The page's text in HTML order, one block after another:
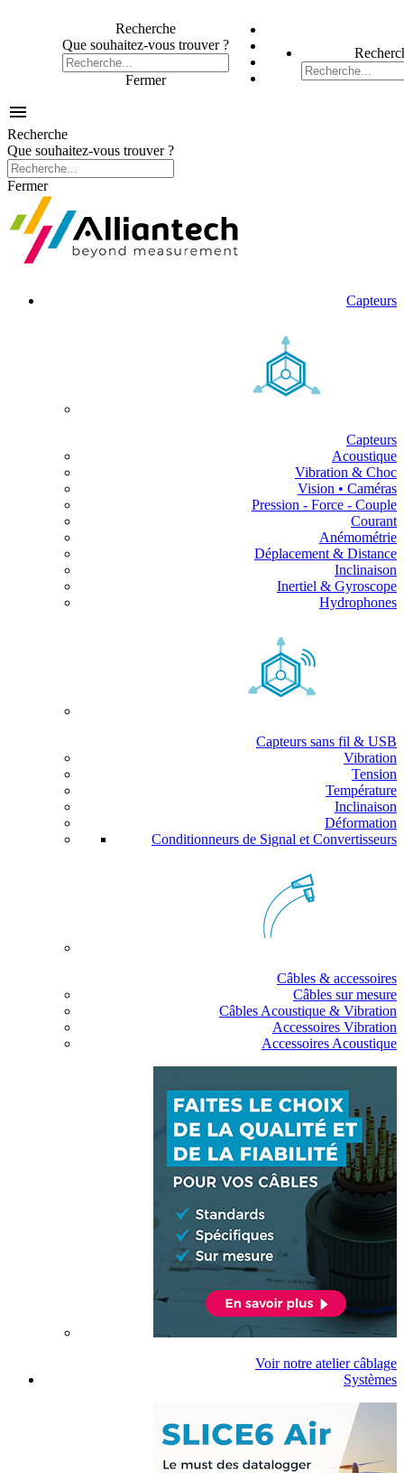
Recherche
Que souhaitez-vous trouver ?
Fermer

Recherche
Que souhaitez-vous trouver ?
Fermer
Capteurs
Capteurs
Acoustique
Vibration & Choc
Vision • Caméras
Pression - Force - Couple
Courant
Anémométrie
Déplacement & Distance
Inclinaison
Inertiel & Gyroscope
Hydrophones
Capteurs sans fil & USB
Vibration
Tension
Température
Inclinaison
Déformation
Conditionneurs de Signal et Convertisseurs
Câbles & accessoires
Câbles sur mesure
Câbles Acoustique & Vibration
Accessoires Vibration
Accessoires Acoustique
Voir notre atelier câblage
Systèmes